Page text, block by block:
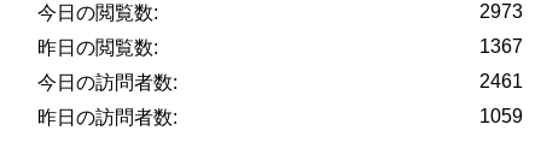
2973
今日の閲覧数:
1367
昨日の閲覧数:
2461
今日の訪問者数:
1059
昨日の訪問者数: